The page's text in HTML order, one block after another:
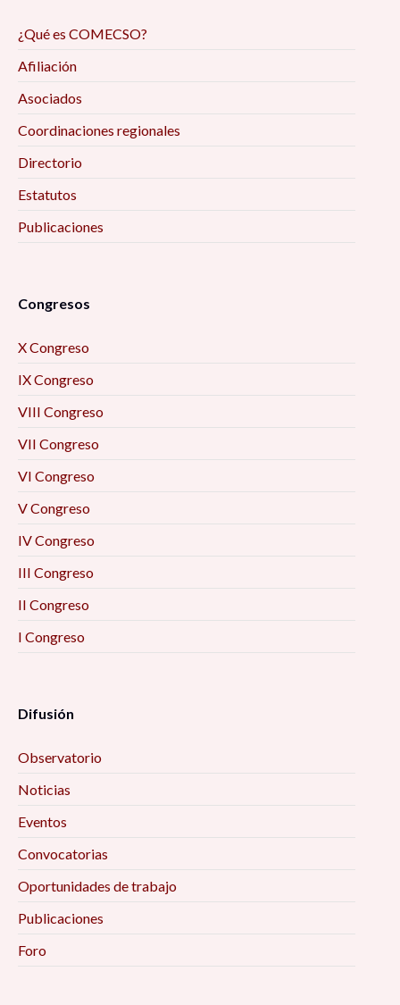
¿Qué es COMECSO?
Afiliación
Asociados
Coordinaciones regionales
Directorio
Estatutos
Publicaciones
Congresos
X Congreso
IX Congreso
VIII Congreso
VII Congreso
VI Congreso
V Congreso
IV Congreso
III Congreso
II Congreso
I Congreso
Difusión
Observatorio
Noticias
Eventos
Convocatorias
Oportunidades de trabajo
Publicaciones
Foro